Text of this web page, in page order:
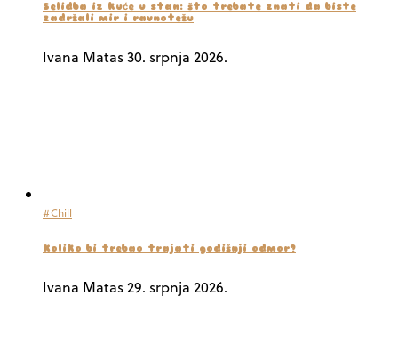
Selidba iz kuće u stan: što trebate znati da biste
zadržali mir i ravnotežu
Ivana Matas30. srpnja 2026.
#Chill
Koliko bi trebao trajati godišnji odmor?
Ivana Matas29. srpnja 2026.